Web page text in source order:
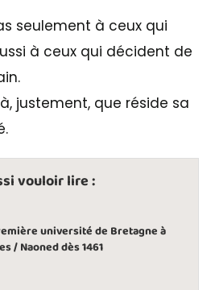
seulement à ceux qui
à ceux qui décident de
justement, que réside sa
vouloir lire :
université de Bretagne à
/ Naoned dès 1461